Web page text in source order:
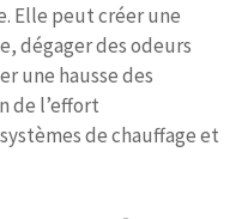
Elle peut créer une
dégager des odeurs
une hausse des
de l’effort
de chauffage et